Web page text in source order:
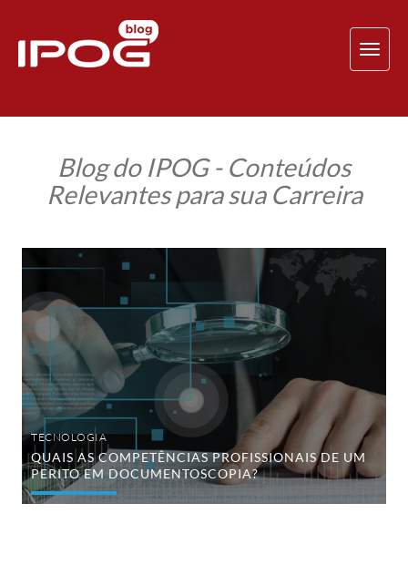
Blog do IPOG - Conteúdos
Relevantes para sua Carreira
Quais
as
profissionais
de
perito
em
documentoscopia?
TECNOLOGIA
QUAIS AS COMPETÊNCIAS PROFISSIONAIS DE UM
PERITO EM DOCUMENTOSCOPIA?